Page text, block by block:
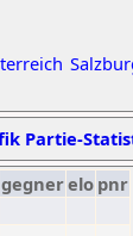
Partie-
gegnerelo pnr